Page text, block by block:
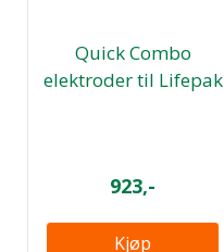
Quick Combo
elektroder til Lifepak
923,-
Kjøp